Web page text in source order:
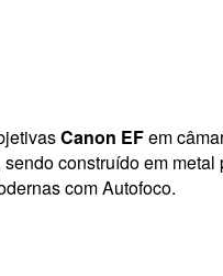
Canon EFem
construído em
com Autofoco.